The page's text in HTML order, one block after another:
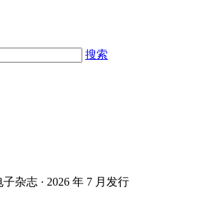
搜索
杂志 · 2026 年 7 月发行